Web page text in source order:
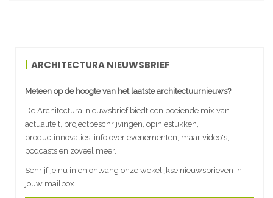
ARCHITECTURA NIEUWSBRIEF
Meteen op de hoogte van het laatste architectuurnieuws?
De Architectura-nieuwsbrief biedt een boeiende mix van
actualiteit, projectbeschrijvingen, opiniestukken,
productinnovaties, info over evenementen, maar video's,
podcasts en zoveel meer.
Schrijf je nu in en ontvang onze wekelijkse nieuwsbrieven in
jouw mailbox.